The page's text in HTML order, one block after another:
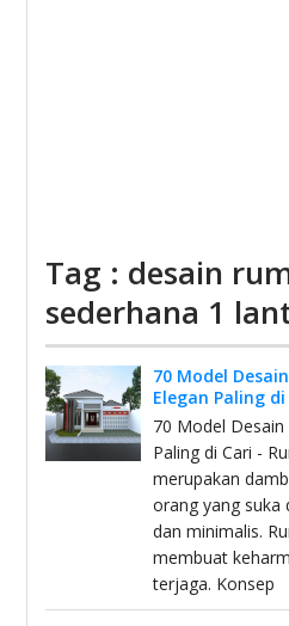
Tag : desain
sederhana 1
70 Model
Elegan Paling di
70 Model Desain
Paling di Cari -
merupakan
orang yang suka
dan minimalis.
membuat
terjaga. Konsep